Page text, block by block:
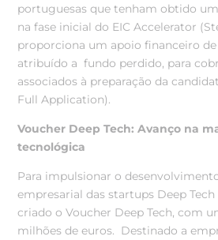
portuguesas que tenham obtido
na fase inicial do EICAccelerator
proporciona um apoio financeiro de
atribuído a fundo perdido, para
associados à preparação da
Full Application).
Voucher Deep Tech: Avanço na
tecnológica
Para impulsionar o
empresarial das startups Deep
criado o Voucher Deep Tech, com
milhões de euros. Destinado a